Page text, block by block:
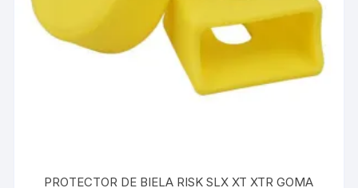
PROTECTOR DE BIELA RISK SLX XT XTR GOMA